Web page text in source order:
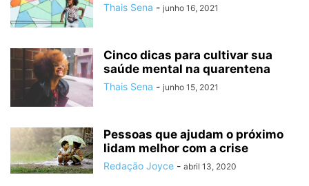
Thais Sena - junho 16, 2021
Cinco dicas para cultivar sua
saúde mental na quarentena
Thais Sena - junho 15, 2021
Pessoas que ajudam o próximo
lidam melhor com a crise
Redação Joyce - abril 13, 2020